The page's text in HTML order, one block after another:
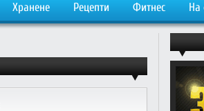
Хранене Рецепти Фитнес На